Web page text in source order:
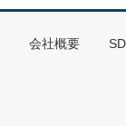
会社概要